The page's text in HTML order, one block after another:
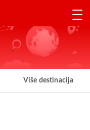
Više destinacija